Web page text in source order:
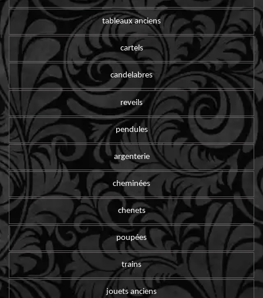
tableaux anciens
cartels
candelabres
reveils
pendules
argenterie
cheminées
chenets
poupées
trains
jouets anciens